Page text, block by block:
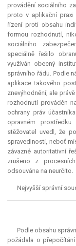
provádění sociálního
proto v aplikační praxi
řízení proti obsahu
formou rozhodnutí,
sociálního
speciálně řešilo
využíván obecný
správního řádu. Podle
aplikace takového
znevýhodnění, ale
rozhodnutí prováděn
ochrany práv
opravném
stěžovatel uvedl, že
spravedlnosti, neboť
závazné autoritativní
zrušeno z
odsouvána na neurčito.
Nejvyšší správní
Podle obsahu
požádala o